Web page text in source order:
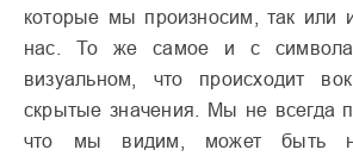
которые мы произносим, так или
нас. То же самое и с
визуальном, что происходит
скрытые значения. Мы не всегда
что мы видим, может быть